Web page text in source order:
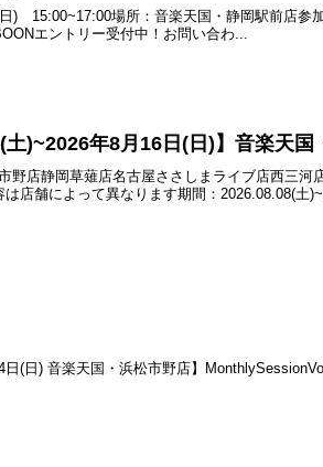
) 15:00~17:00場所：音楽天国・静岡駅前店参
エントリー受付中！お問い合わ...
(土)~2026年8月16日(日)】音楽天
野店静岡草薙店名古屋ささしまライブ店西三
店舗によって異なります期間：2026.08.08(土
(日) 音楽天国・浜松市野店】